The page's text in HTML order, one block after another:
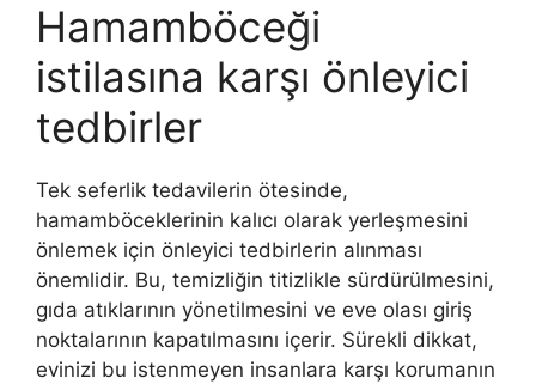
Hamamböceği
istilasına karşı önleyici
tedbirler
Tek seferlik tedavilerin ötesinde,
hamamböceklerinin kalıcı olarak yerleşmesini
önlemek için önleyici tedbirlerin alınması
önemlidir. Bu, temizliğin titizlikle sürdürülmesini,
gıda atıklarının yönetilmesini ve eve olası giriş
noktalarının kapatılmasını içerir. Sürekli dikkat,
evinizi bu istenmeyen insanlara karşı korumanın